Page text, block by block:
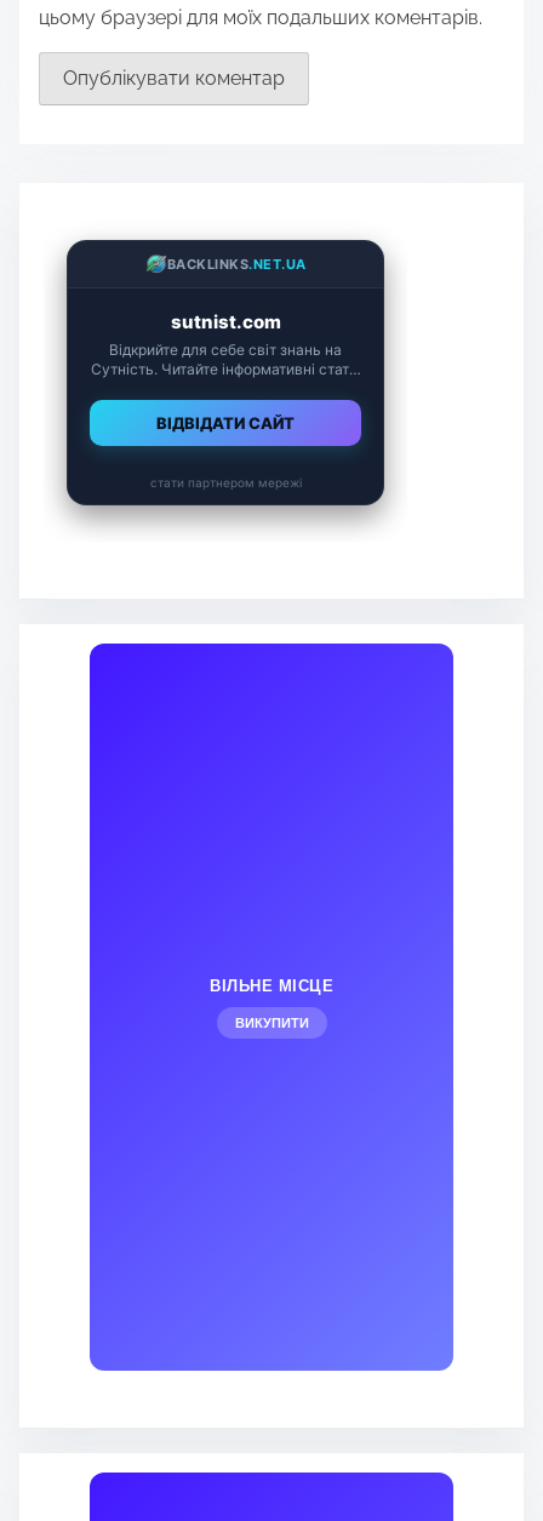
цьому браузері для моїх подальших коментарів.
ВІЛЬНЕ МІСЦЕ
ВИКУПИТИ